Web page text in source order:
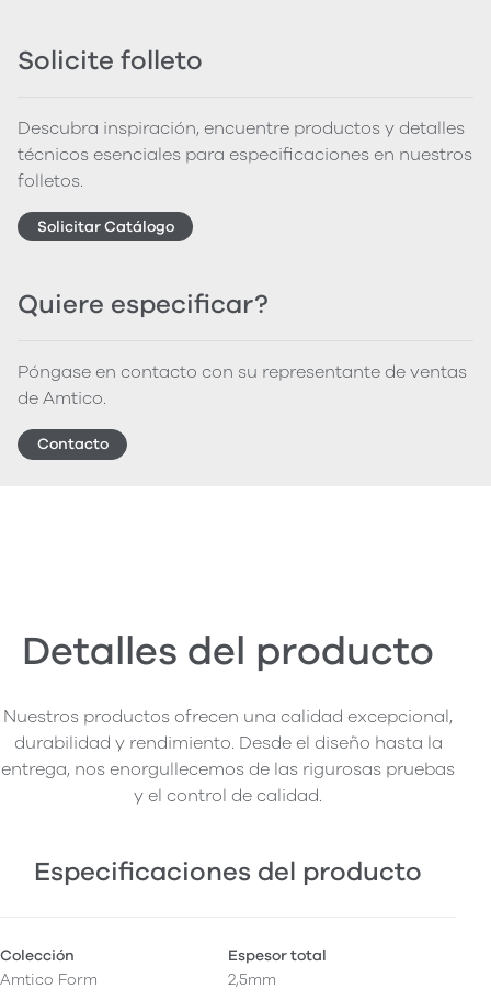
Solicite folleto
Descubra inspiración, encuentre productos y detalles
técnicos esenciales para especificaciones en nuestros
folletos.
Solicitar Catálogo
Quiere especificar?
Póngase en contacto con su representante de ventas
de Amtico.
Contacto
Detalles del producto
Nuestros productos ofrecen una calidad excepcional,
durabilidad y rendimiento. Desde el diseño hasta la
entrega, nos enorgullecemos de las rigurosas pruebas
y el control de calidad.
Especificaciones del producto
Colección
Amtico Form
Espesor total
2,5mm